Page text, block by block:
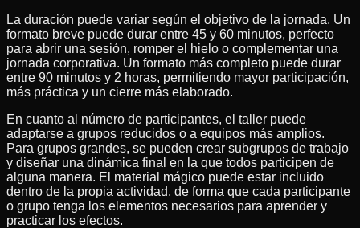
La duración puede variar según el objetivo de la jornada. Un
formato breve puede durar entre 45 y 60 minutos, perfecto
para abrir una sesión, romper el hielo o complementar una
jornada corporativa. Un formato más completo puede durar
entre 90 minutos y 2 horas, permitiendo mayor participación,
más práctica y un cierre más elaborado.
En cuanto al número de participantes, el taller puede
adaptarse a grupos reducidos o a equipos más amplios.
Para grupos grandes, se pueden crear subgrupos de trabajo
y diseñar una dinámica final en la que todos participen de
alguna manera. El material mágico puede estar incluido
dentro de la propia actividad, de forma que cada participante
o grupo tenga los elementos necesarios para aprender y
practicar los efectos.